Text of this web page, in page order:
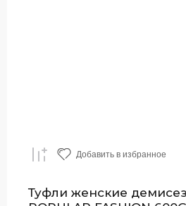
Добавить в избранное
Туфли женские